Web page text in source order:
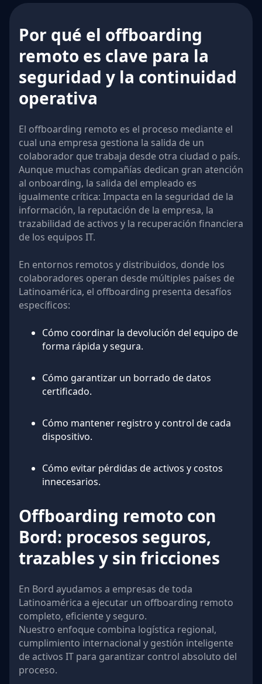
Por qué el offboarding
remoto es clave para la
seguridad y la continuidad
operativa
El offboarding remoto es el proceso mediante el
cual una empresa gestiona la salida de un
colaborador que trabaja desde otra ciudad o país.
Aunque muchas compañías dedican gran atención
al onboarding, la salida del empleado es
igualmente crítica: Impacta en la seguridad de la
información, la reputación de la empresa, la
trazabilidad de activos y la recuperación financiera
de los equipos IT.
En entornos remotos y distribuidos, donde los
colaboradores operan desde múltiples países de
Latinoamérica, el offboarding presenta desafíos
específicos:
Cómo coordinar la devolución del equipo de
forma rápida y segura.
Cómo garantizar un borrado de datos
certificado.
Cómo mantener registro y control de cada
dispositivo.
Cómo evitar pérdidas de activos y costos
innecesarios.
Offboarding remoto con
Bord: procesos seguros,
trazables y sin fricciones
En Bord ayudamos a empresas de toda
Latinoamérica a ejecutar un offboarding remoto
completo, eficiente y seguro.
Nuestro enfoque combina logística regional,
cumplimiento internacional y gestión inteligente
de activos IT para garantizar control absoluto del
proceso.